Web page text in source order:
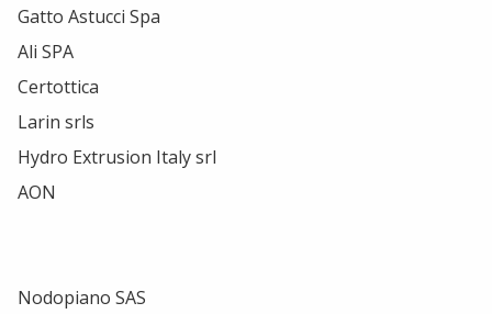
Gatto Astucci Spa
Ali SPA
Certottica
Larin srls
Hydro Extrusion Italy srl
AON
Nodopiano SAS